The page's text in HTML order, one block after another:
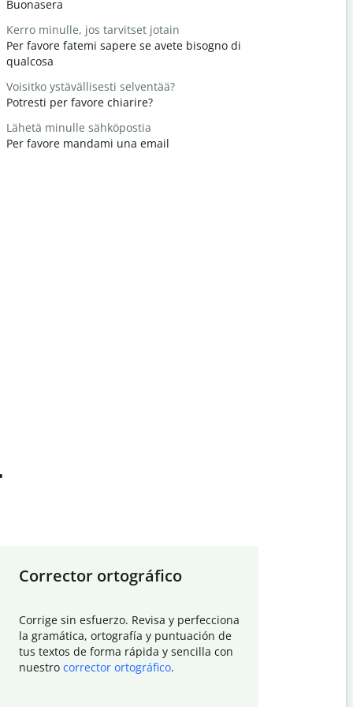
Buonasera
Kerro minulle, jos tarvitset jotain
Per favore fatemi sapere se avete bisogno di
qualcosa
Voisitko ystävällisesti selventää?
Potresti per favore chiarire?
Lähetä minulle sähköpostia
Per favore mandami una email
Corrector ortográfico
Corrige sin esfuerzo. Revisa y perfecciona
la gramática, ortografía y puntuación de
tus textos de forma rápida y sencilla con
nuestro corrector ortográfico.